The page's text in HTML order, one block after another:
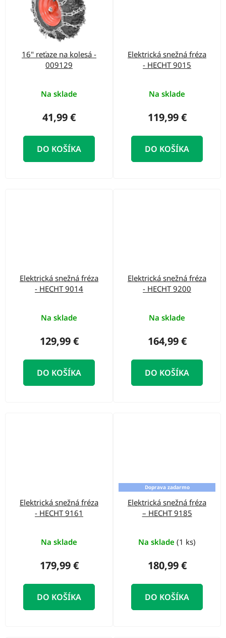
16" reťaze na kolesá -
009129
Na sklade
41,99 €
DO KOŠÍKA
Elektrická snežná fréza
- HECHT 9015
Na sklade
119,99 €
DO KOŠÍKA
Elektrická snežná fréza
- HECHT 9014
Na sklade
129,99 €
DO KOŠÍKA
Elektrická snežná fréza
- HECHT 9200
Na sklade
164,99 €
DO KOŠÍKA
Elektrická snežná fréza
- HECHT 9161
Na sklade
179,99 €
DO KOŠÍKA
Doprava zadarmo
Elektrická snežná fréza
– HECHT 9185
Na sklade (1 ks)
180,99 €
DO KOŠÍKA